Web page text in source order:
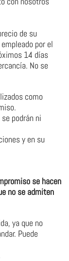
de su
por el
14 días
No se
como
podrán ni
y en su
se hacen
no se admiten
ya que no
Puede